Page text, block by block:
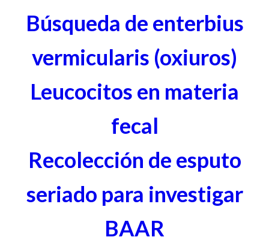
Búsqueda de enterbius
vermicularis (oxiuros)
Leucocitos en materia
fecal
Recolección de esputo
seriado para investigar
BAAR